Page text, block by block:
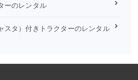
ーのレンタル
スタ）付きトラクターのレンタル